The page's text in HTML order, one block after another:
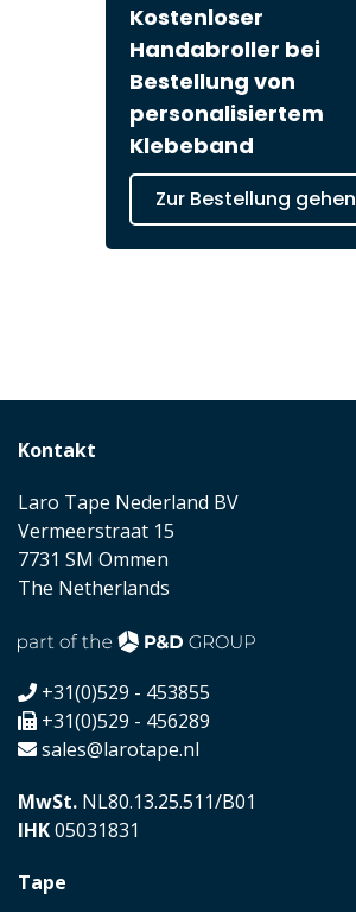
Kostenloser
Handabroller bei
Bestellung von
personalisiertem
Klebeband
Zur Bestellung gehen
Kontakt
Laro Tape Nederland BV
Vermeerstraat 15
7731 SM Ommen
The Netherlands
+31(0)529 - 453855
+31(0)529 - 456289
sales@larotape.nl
MwSt. NL80.13.25.511/B01
IHK05031831
Tape